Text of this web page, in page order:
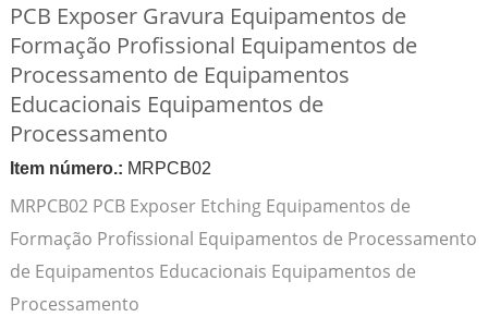
PCB Exposer Gravura Equipamentos de
Formação Profissional Equipamentos de
Processamento de Equipamentos
Educacionais Equipamentos de
Processamento
Item número.: MRPCB02
MRPCB02 PCB Exposer Etching Equipamentos de
Formação Profissional Equipamentos de Processamento
de Equipamentos Educacionais Equipamentos de
Processamento